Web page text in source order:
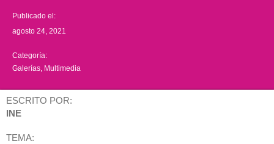
Publicado el:
agosto 24, 2021
Categoría:
Galerías Multimedia
ESCRITO POR:
INE
TEMA: